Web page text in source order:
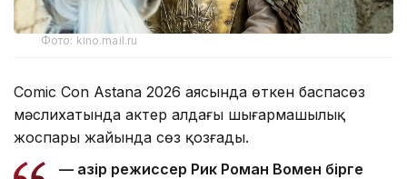
Фото: kino.mail.ru
Comic Con Astana 2026 аясында өткен баспасөз
мәслихатында актер алдағы шығармашылық
жоспары жайында сөз қозғады.
— Қазір режиссер Рик Роман Вомен бірге